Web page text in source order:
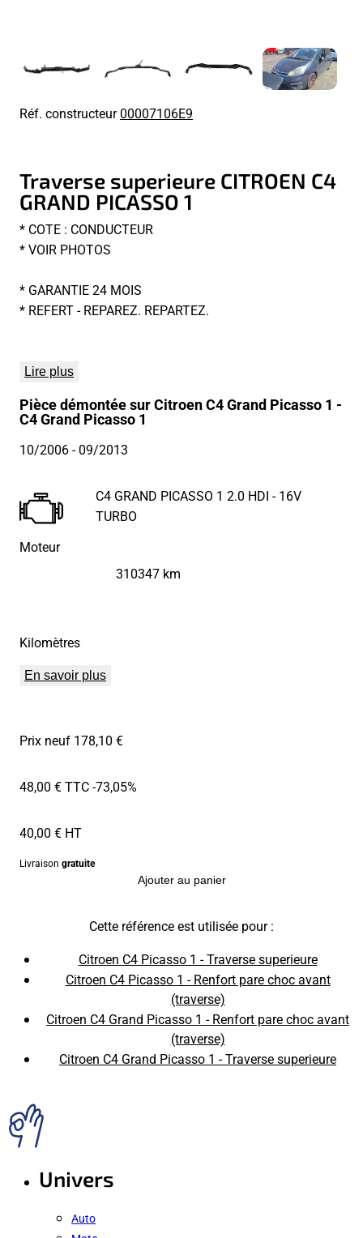
Réf. constructeur00007106E9
Traverse superieure CITROEN C4
GRAND PICASSO 1
* COTE : CONDUCTEUR
* VOIR PHOTOS
* GARANTIE 24 MOIS
* REFERT - REPAREZ. REPARTEZ.
Lire plus
Pièce démontée sur Citroen C4 Grand Picasso 1 -
C4 Grand Picasso 1
10/2006- 09/2013
Moteur
C4 GRAND PICASSO 1 2.0 HDI - 16V
TURBO
Kilomètres
310347 km
En savoir plus
Prix neuf 178,10 €
48,00 € TTC-73,05%
40,00 € HT
Livraison gratuite
Ajouter au panier
Cette référence est utilisée pour :
Citroen C4 Picasso 1 - Traverse superieure
Citroen C4 Picasso 1 - Renfort pare choc avant
(traverse)
Citroen C4 Grand Picasso 1 - Renfort pare choc avant
(traverse)
Citroen C4 Grand Picasso 1 - Traverse superieure
Univers
Auto